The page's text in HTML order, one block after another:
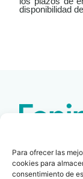
Para ofrecer las
cookies para
consentimiento de
disponibilidad
C/